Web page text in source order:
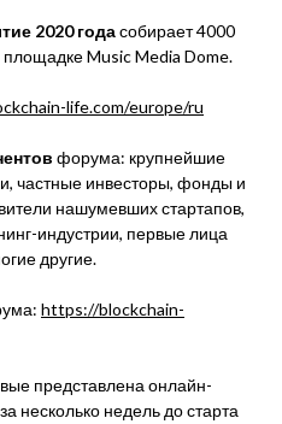
2020 годасобирает 4000
Music Media Dome.
life.com/europe/ru
форума: крупнейшие
частные инвесторы, фонды и
нашумевших стартапов,
индустрии, первые лица
другие.
https://blockchain-
представлена онлайн-
несколько недель до старта